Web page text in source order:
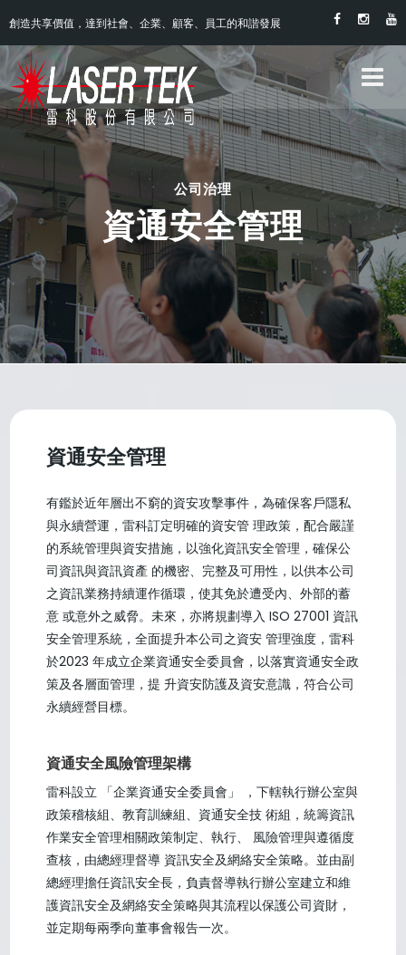
創造共享價值，達到社會、企業、顧客、員工的和諧發展
公司治理
資通安全管理
資通安全管理
有鑑於近年層出不窮的資安攻擊事件，為確保客戶隱私
與永續營運，雷科訂定明確的資安管 理政策，配合嚴謹
的系統管理與資安措施，以強化資訊安全管理，確保公
司資訊與資訊資產 的機密、完整及可用性，以供本公司
之資訊業務持續運作循環，使其免於遭受內、外部的蓄
意 或意外之威脅。未來，亦將規劃導入 ISO 27001 資訊
安全管理系統，全面提升本公司之資安 管理強度，雷科
於2023 年成立企業資通安全委員會，以落實資通安全政
策及各層面管理，提 升資安防護及資安意識，符合公司
永續經營目標。
資通安全風險管理架構
雷科設立 「企業資通安全委員會」 ，下轄執行辦公室與
政策稽核組、教育訓練組、資通安全技 術組，統籌資訊
作業安全管理相關政策制定、執行、 風險管理與遵循度
查核，由總經理督導 資訊安全及網絡安全策略。並由副
總經理擔任資訊安全長，負責督導執行辦公室建立和維
護資訊安全及網絡安全策略與其流程以保護公司資財，
並定期每兩季向董事會報告一次。